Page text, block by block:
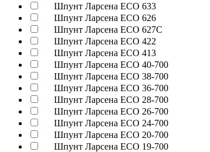
Шпунт Ларсена ECO 633
Шпунт Ларсена ECO 626
Шпунт Ларсена ECO 627C
Шпунт Ларсена ECO 422
Шпунт Ларсена ECO 413
Шпунт Ларсена ECO 40-700
Шпунт Ларсена ECO 38-700
Шпунт Ларсена ECO 36-700
Шпунт Ларсена ECO 28-700
Шпунт Ларсена ECO 26-700
Шпунт Ларсена ECO 24-700
Шпунт Ларсена ECO 20-700
Шпунт Ларсена ECO 19-700